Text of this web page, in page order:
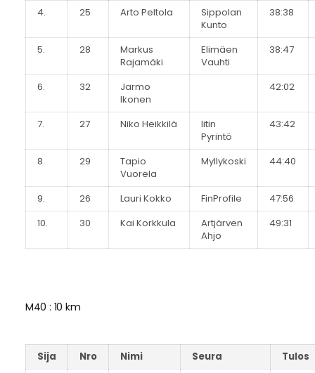
4. 25 Arto Peltola
Sippolan
Kunto
38:38
5. 28
Markus
Rajamäki
Elimäen
Vauhti
38:47
6. 32
Jarmo
Ikonen
42:02
7. 27 Niko Heikkilä
Iitin
Pyrintö
43:42
8. 29
Tapio
Vuorela
Myllykoski 44:40
9. 26 Lauri Kokko FinProfile
47:56
10.
30 Kai Korkkula
Artjärven
Ahjo
49:31
M40 : 10 km
Sija Nro Nimi Seura
Tulos